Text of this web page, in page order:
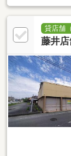
貸店舗
藤井